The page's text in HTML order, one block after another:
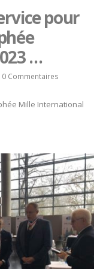
pour
…
0 Commentaires
Mille International